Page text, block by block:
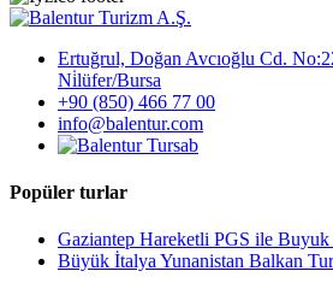
Ertuğrul, Doğan Avcıoğlu Cd.
Ni̇lüfer/Bursa
+90 (850) 466 77 00
info@balentur.com
Popüler turlar
Büyük İtalya Yunanistan Balkan